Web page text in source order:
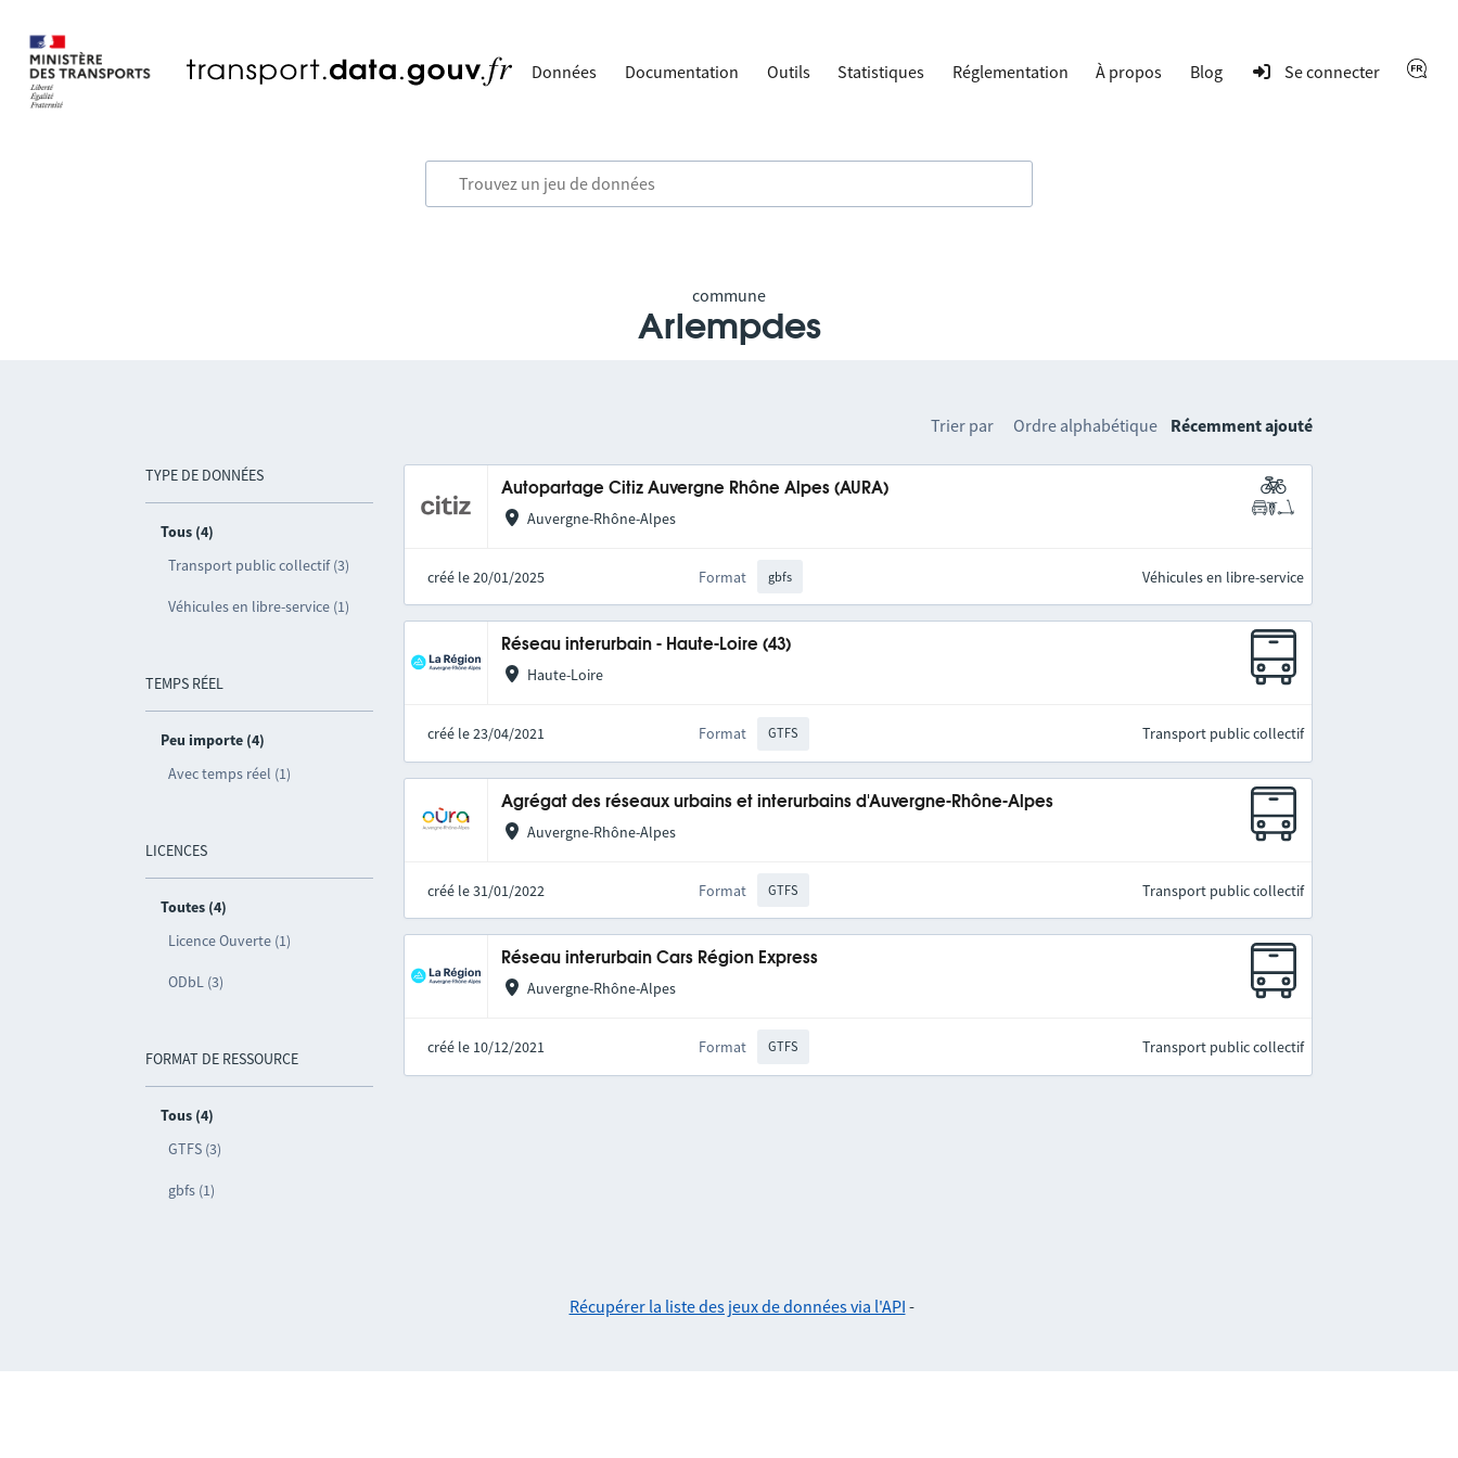
Données Documentation Outils Statistiques Réglementation À propos Blog Se connecter
commune
Arlempdes
TYPE DE DONNÉES
Tous (4)
Transport public collectif (3)
Véhicules en libre-service (1)
TEMPS RÉEL
Peu importe (4)
Avec temps réel (1)
LICENCES
Toutes (4)
Licence Ouverte (1)
ODbL (3)
FORMAT DE RESSOURCE
Tous (4)
GTFS (3)
gbfs (1)
Trier par Ordre alphabétique Récemment ajouté
Autopartage Citiz Auvergne Rhône Alpes (AURA)
Auvergne-Rhône-Alpes
créé le 20/01/2025 Format gbfs Véhicules en libre-service
Réseau interurbain - Haute-Loire (43)
Haute-Loire
créé le 23/04/2021 Format GTFS Transport public collectif
Agrégat des réseaux urbains et interurbains d'Auvergne-Rhône-Alpes
Auvergne-Rhône-Alpes
créé le 31/01/2022 Format GTFS Transport public collectif
Réseau interurbain Cars Région Express
Auvergne-Rhône-Alpes
créé le 10/12/2021 Format GTFS Transport public collectif
Récupérer la liste des jeux de données via l'API -